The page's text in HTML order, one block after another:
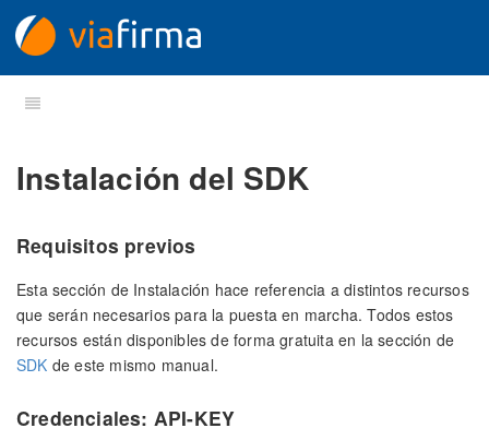
Instalación del SDK
Requisitos previos
Esta sección de Instalación hace referencia a distintos recursos
que serán necesarios para la puesta en marcha. Todos estos
recursos están disponibles de forma gratuita en la sección de
SDK de este mismo manual.
Credenciales: API-KEY